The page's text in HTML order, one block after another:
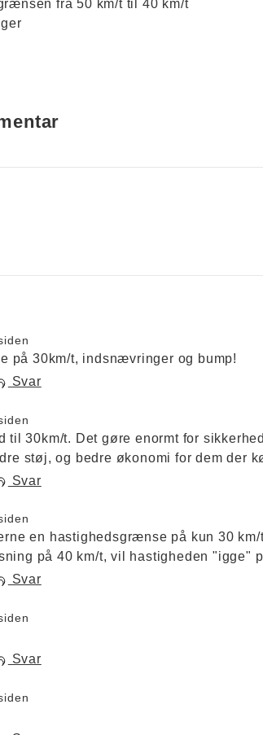
fra 50 km/t til 40 km/t
Svar
en hastighedsgrænse på kun 30
på 40 km/t, vil hastigheden "igge"
Svar
til 30km/t. Det gøre enormt for
støj, og bedre økonomi for dem der
Svar
på 30km/t, indsnævringer og bump!
Svar